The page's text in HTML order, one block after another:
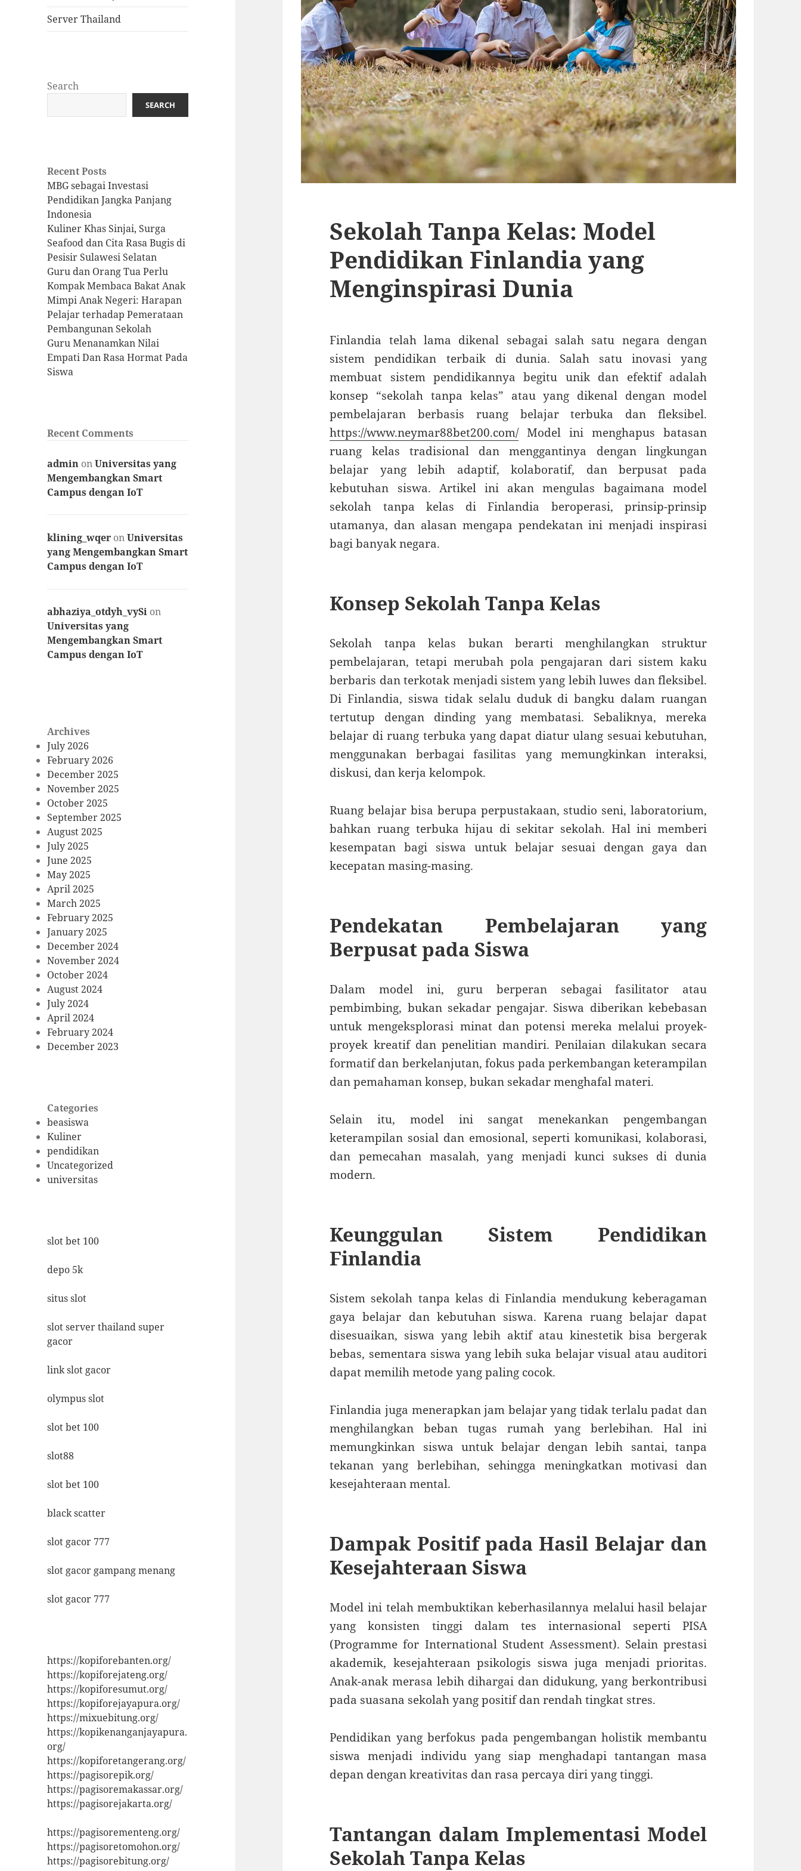
Server Thailand
Search
SEARCH
Recent Posts
MBG sebagai Investasi
Pendidikan Jangka Panjang
Indonesia
Kuliner Khas Sinjai, Surga
Seafood dan Cita Rasa Bugis di
Pesisir Sulawesi Selatan
Guru dan Orang Tua Perlu
Kompak Membaca Bakat Anak
Mimpi Anak Negeri: Harapan
Pelajar terhadap Pemerataan
Pembangunan Sekolah
Guru Menanamkan Nilai
Empati Dan Rasa Hormat Pada
Siswa
Recent Comments
admin onUniversitas yang
Mengembangkan Smart
Campus dengan IoT
klining_wqer onUniversitas
yang Mengembangkan Smart
Campus dengan IoT
abhaziya_otdyh_vySi on
Universitas yang
Mengembangkan Smart
Campus dengan IoT
Archives
July 2026
February 2026
December 2025
November 2025
October 2025
September 2025
August 2025
July 2025
June 2025
May 2025
April 2025
March 2025
February 2025
January 2025
December 2024
November 2024
October 2024
August 2024
July 2024
April 2024
February 2024
December 2023
Categories
beasiswa
Kuliner
pendidikan
Uncategorized
universitas
slot bet 100
depo 5k
situs slot
slot server thailand super
gacor
link slot gacor
olympus slot
slot bet 100
slot88
slot bet 100
black scatter
slot gacor 777
slot gacor gampang menang
slot gacor 777
https://kopiforebanten.org/
https://kopiforejateng.org/
https://kopiforesumut.org/
https://kopiforejayapura.org/
https://mixuebitung.org/
https://kopikenanganjayapura.
org/
https://kopiforetangerang.org/
https://pagisorepik.org/
https://pagisoremakassar.org/
https://pagisorejakarta.org/
https://pagisorementeng.org/
https://pagisoretomohon.org/
https://pagisorebitung.org/
Sekolah Tanpa Kelas: Model
Pendidikan Finlandia yang
Menginspirasi Dunia
Finlandia telah lama dikenal sebagai salah satu negara dengan
sistem pendidikan terbaik di dunia. Salah satu inovasi yang
membuat sistem pendidikannya begitu unik dan efektif adalah
konsep “sekolah tanpa kelas” atau yang dikenal dengan model
pembelajaran berbasis ruang belajar terbuka dan fleksibel.
https://www.neymar88bet200.com/Model ini menghapus batasan
ruang kelas tradisional dan menggantinya dengan lingkungan
belajar yang lebih adaptif, kolaboratif, dan berpusat pada
kebutuhan siswa. Artikel ini akan mengulas bagaimana model
sekolah tanpa kelas di Finlandia beroperasi, prinsip-prinsip
utamanya, dan alasan mengapa pendekatan ini menjadi inspirasi
bagi banyak negara.
Konsep Sekolah Tanpa Kelas
Sekolah tanpa kelas bukan berarti menghilangkan struktur
pembelajaran, tetapi merubah pola pengajaran dari sistem kaku
berbaris dan terkotak menjadi sistem yang lebih luwes dan fleksibel.
Di Finlandia, siswa tidak selalu duduk di bangku dalam ruangan
tertutup dengan dinding yang membatasi. Sebaliknya, mereka
belajar di ruang terbuka yang dapat diatur ulang sesuai kebutuhan,
menggunakan berbagai fasilitas yang memungkinkan interaksi,
diskusi, dan kerja kelompok.
Ruang belajar bisa berupa perpustakaan, studio seni, laboratorium,
bahkan ruang terbuka hijau di sekitar sekolah. Hal ini memberi
kesempatan bagi siswa untuk belajar sesuai dengan gaya dan
kecepatan masing-masing.
Pendekatan Pembelajaran yang
Berpusat pada Siswa
Dalam model ini, guru berperan sebagai fasilitator atau
pembimbing, bukan sekadar pengajar. Siswa diberikan kebebasan
untuk mengeksplorasi minat dan potensi mereka melalui proyek-
proyek kreatif dan penelitian mandiri. Penilaian dilakukan secara
formatif dan berkelanjutan, fokus pada perkembangan keterampilan
dan pemahaman konsep, bukan sekadar menghafal materi.
Selain itu, model ini sangat menekankan pengembangan
keterampilan sosial dan emosional, seperti komunikasi, kolaborasi,
dan pemecahan masalah, yang menjadi kunci sukses di dunia
modern.
Keunggulan Sistem Pendidikan
Finlandia
Sistem sekolah tanpa kelas di Finlandia mendukung keberagaman
gaya belajar dan kebutuhan siswa. Karena ruang belajar dapat
disesuaikan, siswa yang lebih aktif atau kinestetik bisa bergerak
bebas, sementara siswa yang lebih suka belajar visual atau auditori
dapat memilih metode yang paling cocok.
Finlandia juga menerapkan jam belajar yang tidak terlalu padat dan
menghilangkan beban tugas rumah yang berlebihan. Hal ini
memungkinkan siswa untuk belajar dengan lebih santai, tanpa
tekanan yang berlebihan, sehingga meningkatkan motivasi dan
kesejahteraan mental.
Dampak Positif pada Hasil Belajar dan
Kesejahteraan Siswa
Model ini telah membuktikan keberhasilannya melalui hasil belajar
yang konsisten tinggi dalam tes internasional seperti PISA
(Programme for International Student Assessment). Selain prestasi
akademik, kesejahteraan psikologis siswa juga menjadi prioritas.
Anak-anak merasa lebih dihargai dan didukung, yang berkontribusi
pada suasana sekolah yang positif dan rendah tingkat stres.
Pendidikan yang berfokus pada pengembangan holistik membantu
siswa menjadi individu yang siap menghadapi tantangan masa
depan dengan kreativitas dan rasa percaya diri yang tinggi.
Tantangan dalam Implementasi Model
Sekolah Tanpa Kelas